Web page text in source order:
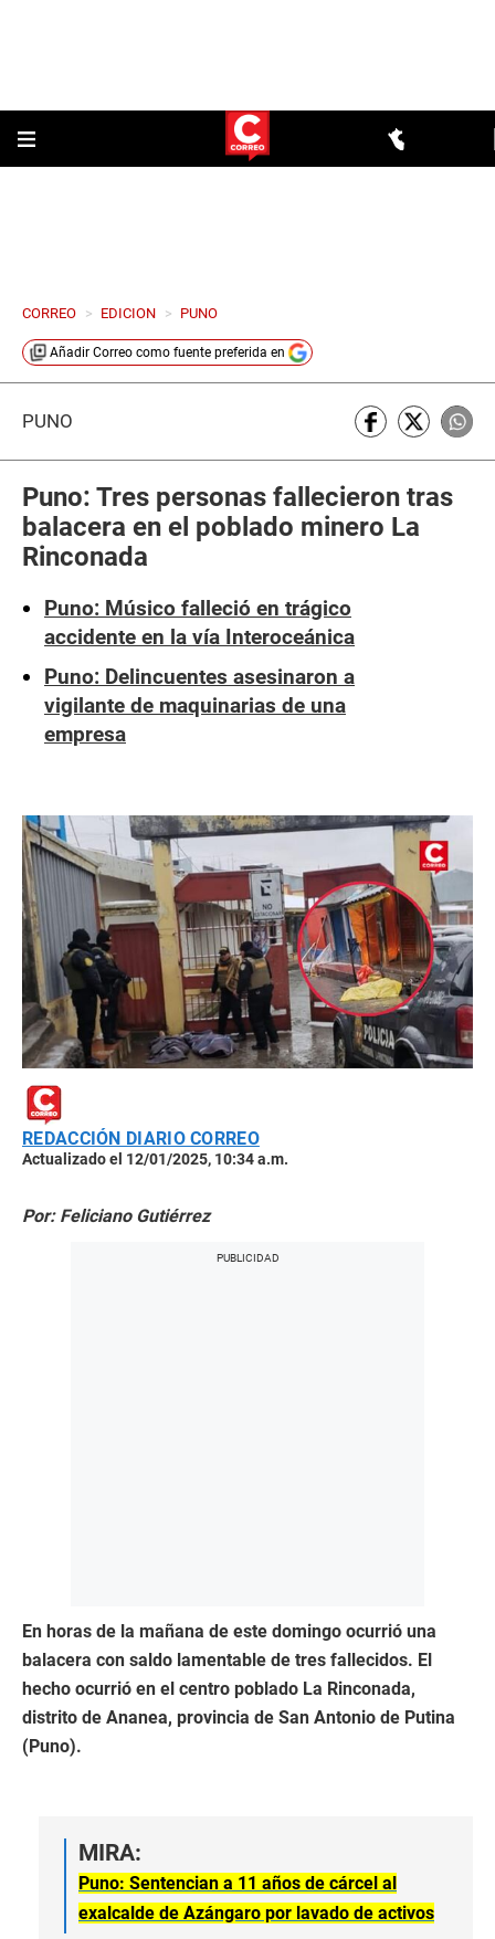
CORREO > EDICION > PUNO
Añadir Correo como fuente preferida en
PUNO
Puno: Tres personas fallecieron tras
balacera en el poblado minero La
Rinconada
Puno: Músico falleció en trágico
accidente en la vía Interoceánica
Puno: Delincuentes asesinaron a
vigilante de maquinarias de una
empresa
REDACCIÓN DIARIO CORREO
Actualizado el 12/01/2025, 10:34 a.m.
Por: Feliciano Gutiérrez
En horas de la mañana de este domingo ocurrió una
balacera con saldo lamentable de tres fallecidos. El
hecho ocurrió en el centro poblado La Rinconada,
distrito de Ananea, provincia de San Antonio de Putina
(Puno).
MIRA:
Puno: Sentencian a 11 años de cárcel al
exalcalde de Azángaro por lavado de activos